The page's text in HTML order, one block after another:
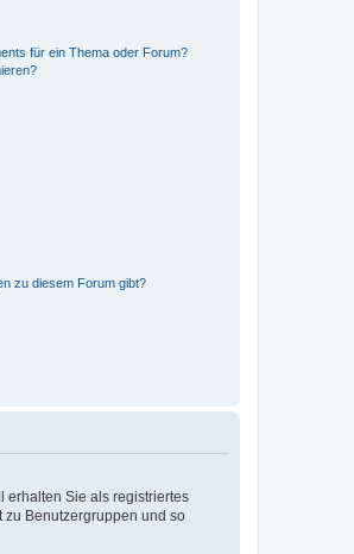
für ein Thema oder Forum?
zu diesem Forum gibt?
erhalten Sie als registriertes
zu Benutzergruppen und so